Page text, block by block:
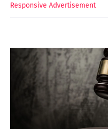
Responsive Advertisement